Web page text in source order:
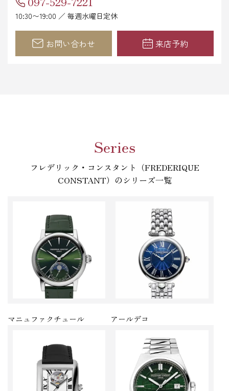
10:30〜19:00 ／ 毎週水曜日定休
お問い合わせ 来店予約
Series
フレデリック・コンスタント（FREDERIQUE
CONSTANT）のシリーズ一覧
マニュファクチュール アールデコ